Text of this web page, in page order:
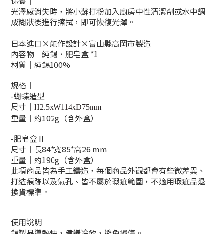
光澤感消失時，將小蘇打粉加入廚房中性清潔劑或水中調
成糊狀後進行擦拭，即可恢復光澤。
日本進口×能作設計×富山縣高岡市製造
內容物｜純錫 ． 肥皂盒 *1
材質 ｜ 純錫100%
規格 ｜
-蝴蝶造型
尺寸 ｜ H2.5xW114xD75mm
重量｜約102g（含外盒）
-肥皂盒 II
尺寸 ｜ 長84*寬85*高26 mm
重量｜約190g（含外盒）
此項商品皆為手工鑄造， 每個商品外觀都會有些微差異、
打造痕跡以及氣孔、 皆不屬於瑕疵範圍 ，不適用瑕疵品退
換貨標準。
使用說明